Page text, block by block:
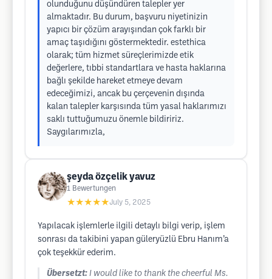
olunduğunu düşündüren talepler yer
almaktadır. Bu durum, başvuru niyetinizin
yapıcı bir çözüm arayışından çok farklı bir
amaç taşıdığını göstermektedir. estethica
olarak; tüm hizmet süreçlerimizde etik
değerlere, tıbbi standartlara ve hasta haklarına
bağlı şekilde hareket etmeye devam
edeceğimizi, ancak bu çerçevenin dışında
kalan talepler karşısında tüm yasal haklarımızı
saklı tuttuğumuzu önemle bildiririz.
Saygılarımızla,
şeyda özçelik yavuz
1 Bewertungen
★★★★★July 5, 2025
Yapılacak işlemlerle ilgili detaylı bilgi verip, işlem
sonrası da takibini yapan güleryüzlü Ebru Hanım’a
çok teşekkür ederim.
Übersetzt: I would like to thank the cheerful Ms.